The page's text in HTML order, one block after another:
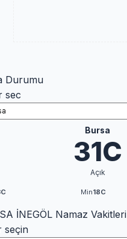
Durumu
sec
Bursa
31C
Açık
Min18C
İNEGÖL Namaz Vakitleri
seçin